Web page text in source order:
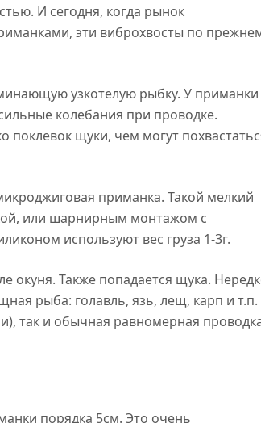
И сегодня, когда рынок
эти виброхвосты по
узкотелую рыбку. У приманки
колебания при проводке.
поклевок щуки, чем могут
приманка. Такой мелкий
или шарнирным монтажом с
используют вес груза 1-3г.
окуня. Также попадается щука.
рыба: голавль, язь, лещ, карп и т.п.
так и обычная равномерная
порядка 5см. Это очень